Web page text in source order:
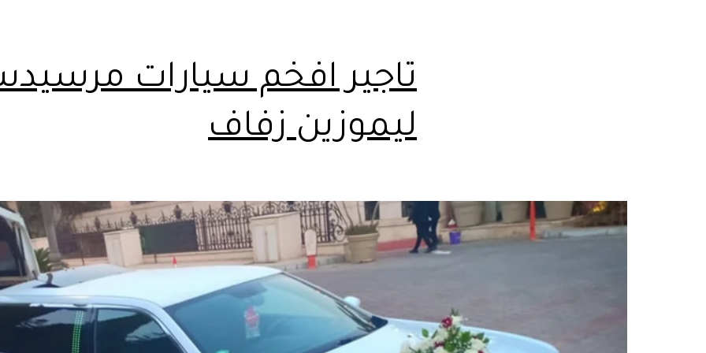
تاجير افخم سيارات
ليموزين زفاف